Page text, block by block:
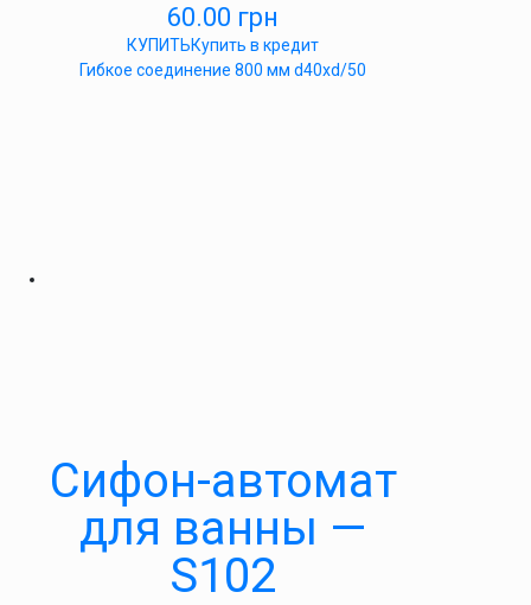
60.00 грн
КУПИТЬКупить в кредит
Гибкое соединение 800 мм d40xd/50
Cифон-автомат
для ванны —
S102